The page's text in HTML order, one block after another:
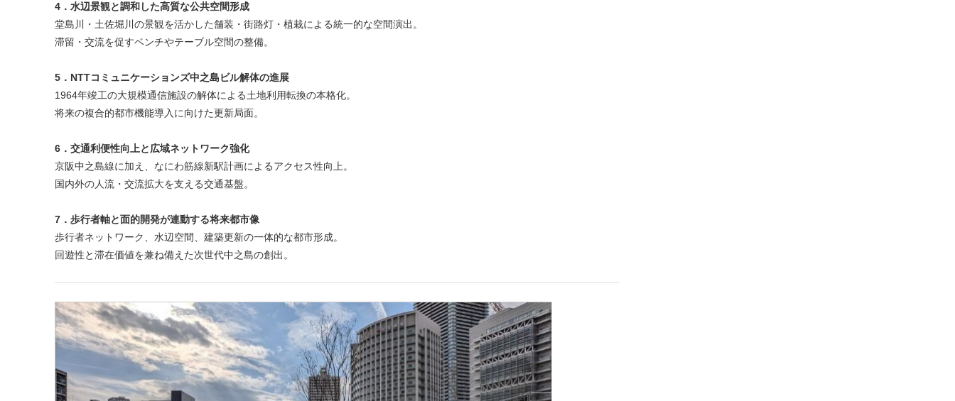
4．水辺景観と調和した高質な公共空間形成
堂島川・土佐堀川の景観を活かした舗装・街路灯・植栽による統一的な空間演出。
滞留・交流を促すベンチやテーブル空間の整備。
5．NTTコミュニケーションズ中之島ビル解体の進展
1964年竣工の大規模通信施設の解体による土地利用転換の本格化。
将来の複合的都市機能導入に向けた更新局面。
6．交通利便性向上と広域ネットワーク強化
京阪中之島線に加え、なにわ筋線新駅計画によるアクセス性向上。
国内外の人流・交流拡大を支える交通基盤。
7．歩行者軸と面的開発が連動する将来都市像
歩行者ネットワーク、水辺空間、建築更新の一体的な都市形成。
回遊性と滞在価値を兼ね備えた次世代中之島の創出。